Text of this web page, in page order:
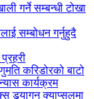
गर्ने सम्बन्धी टोखा
सम्बोधन गर्नुहुदै
करिडोरको बाटो
कार्यक्रम
ड्र्यागन क्याप्सुलमा